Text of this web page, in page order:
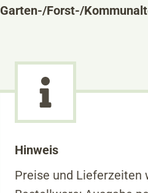
Garten-/Forst-/
Hinweis
Preise und Lieferzeiten